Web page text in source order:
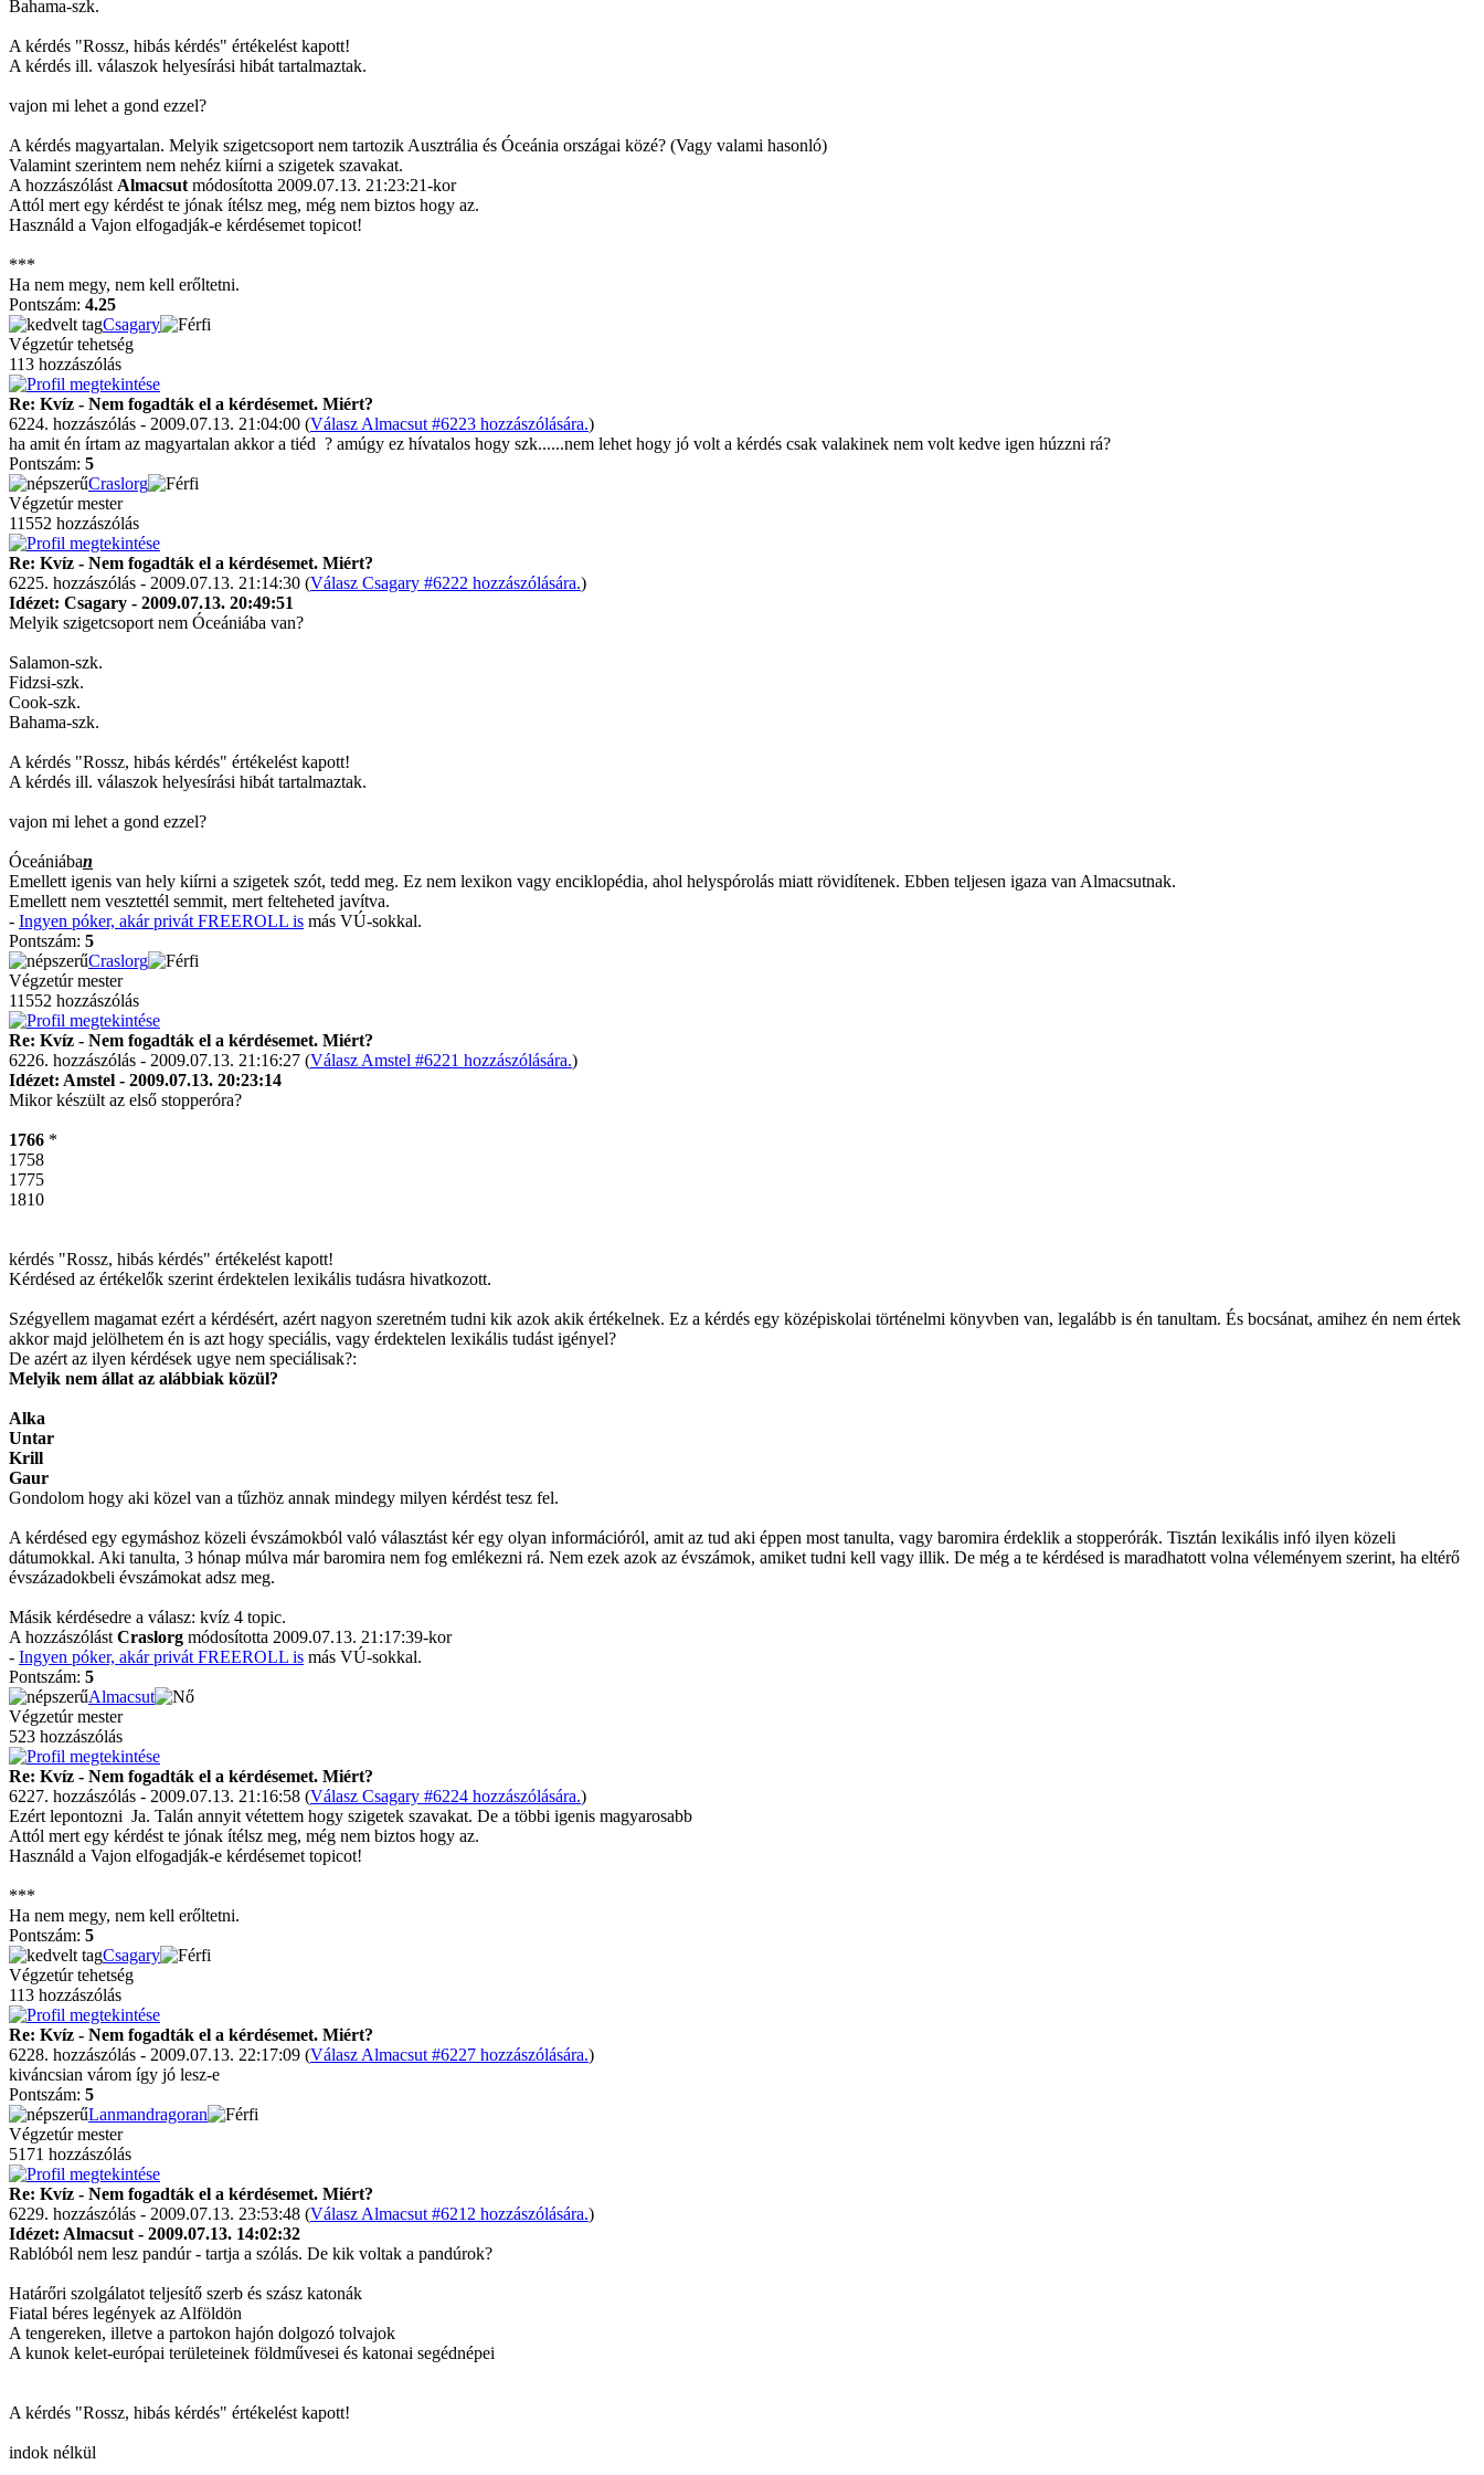
Bahama-szk.
A kérdés "Rossz, hibás kérdés" értékelést kapott!
A kérdés ill. válaszok helyesírási hibát tartalmaztak.
vajon mi lehet a gond ezzel?
A kérdés magyartalan. Melyik szigetcsoport nem tartozik Ausztrália és Óceánia országai közé? (Vagy valami hasonló)
Valamint szerintem nem nehéz kiírni a szigetek szavakat.
A hozzászólást Almacsut módosította 2009.07.13. 21:23:21-kor
Attól mert egy kérdést te jónak ítélsz meg, még nem biztos hogy az.
Használd a Vajon elfogadják-e kérdésemet topicot!
***
Ha nem megy, nem kell erőltetni.
Pontszám: 4.25
Csagary
Végzetúr tehetség
113 hozzászólás
Re: Kvíz - Nem fogadták el a kérdésemet. Miért?
6224. hozzászólás - 2009.07.13. 21:04:00 (Válasz Almacsut #6223 hozzászólására.)
ha amit én írtam az magyartalan akkor a tiéd ? amúgy ez hívatalos hogy szk......nem lehet hogy jó volt a kérdés csak valakinek nem volt kedve igen húzzni rá?
Pontszám: 5
Craslorg
Végzetúr mester
11552 hozzászólás
Re: Kvíz - Nem fogadták el a kérdésemet. Miért?
6225. hozzászólás - 2009.07.13. 21:14:30 (Válasz Csagary #6222 hozzászólására.)
Idézet: Csagary - 2009.07.13. 20:49:51
Melyik szigetcsoport nem Óceániába van?
Salamon-szk.
Fidzsi-szk.
Cook-szk.
Bahama-szk.
A kérdés "Rossz, hibás kérdés" értékelést kapott!
A kérdés ill. válaszok helyesírási hibát tartalmaztak.
vajon mi lehet a gond ezzel?
Óceániában
Emellett igenis van hely kiírni a szigetek szót, tedd meg. Ez nem lexikon vagy enciklopédia, ahol helyspórolás miatt rövidítenek. Ebben teljesen igaza van Almacsutnak.
Emellett nem vesztettél semmit, mert felteheted javítva.
- Ingyen póker, akár privát FREEROLL is más VÚ-sokkal.
Pontszám: 5
Craslorg
Végzetúr mester
11552 hozzászólás
Re: Kvíz - Nem fogadták el a kérdésemet. Miért?
6226. hozzászólás - 2009.07.13. 21:16:27 (Válasz Amstel #6221 hozzászólására.)
Idézet: Amstel - 2009.07.13. 20:23:14
Mikor készült az első stopperóra?
1766 *
1758
1775
1810
kérdés "Rossz, hibás kérdés" értékelést kapott!
Kérdésed az értékelők szerint érdektelen lexikális tudásra hivatkozott.
Szégyellem magamat ezért a kérdésért, azért nagyon szeretném tudni kik azok akik értékelnek. Ez a kérdés egy középiskolai történelmi könyvben van, legalább is én tanultam. És bocsánat, amihez én nem értek
akkor majd jelölhetem én is azt hogy speciális, vagy érdektelen lexikális tudást igényel?
De azért az ilyen kérdések ugye nem speciálisak?:
Melyik nem állat az alábbiak közül?
Alka
Untar
Krill
Gaur
Gondolom hogy aki közel van a tűzhöz annak mindegy milyen kérdést tesz fel.
A kérdésed egy egymáshoz közeli évszámokból való választást kér egy olyan információról, amit az tud aki éppen most tanulta, vagy baromira érdeklik a stopperórák. Tisztán lexikális infó ilyen közeli
dátumokkal. Aki tanulta, 3 hónap múlva már baromira nem fog emlékezni rá. Nem ezek azok az évszámok, amiket tudni kell vagy illik. De még a te kérdésed is maradhatott volna véleményem szerint, ha eltérő
évszázadokbeli évszámokat adsz meg.
Másik kérdésedre a válasz: kvíz 4 topic.
A hozzászólást Craslorg módosította 2009.07.13. 21:17:39-kor
- Ingyen póker, akár privát FREEROLL is más VÚ-sokkal.
Pontszám: 5
Almacsut
Végzetúr mester
523 hozzászólás
Re: Kvíz - Nem fogadták el a kérdésemet. Miért?
6227. hozzászólás - 2009.07.13. 21:16:58 (Válasz Csagary #6224 hozzászólására.)
Ezért lepontozni Ja. Talán annyit vétettem hogy szigetek szavakat. De a többi igenis magyarosabb
Attól mert egy kérdést te jónak ítélsz meg, még nem biztos hogy az.
Használd a Vajon elfogadják-e kérdésemet topicot!
***
Ha nem megy, nem kell erőltetni.
Pontszám: 5
Csagary
Végzetúr tehetség
113 hozzászólás
Re: Kvíz - Nem fogadták el a kérdésemet. Miért?
6228. hozzászólás - 2009.07.13. 22:17:09 (Válasz Almacsut #6227 hozzászólására.)
kiváncsian várom így jó lesz-e
Pontszám: 5
Lanmandragoran
Végzetúr mester
5171 hozzászólás
Re: Kvíz - Nem fogadták el a kérdésemet. Miért?
6229. hozzászólás - 2009.07.13. 23:53:48 (Válasz Almacsut #6212 hozzászólására.)
Idézet: Almacsut - 2009.07.13. 14:02:32
Rablóból nem lesz pandúr - tartja a szólás. De kik voltak a pandúrok?
Határőri szolgálatot teljesítő szerb és szász katonák
Fiatal béres legények az Alföldön
A tengereken, illetve a partokon hajón dolgozó tolvajok
A kunok kelet-európai területeinek földművesei és katonai segédnépei
A kérdés "Rossz, hibás kérdés" értékelést kapott!
indok nélkül